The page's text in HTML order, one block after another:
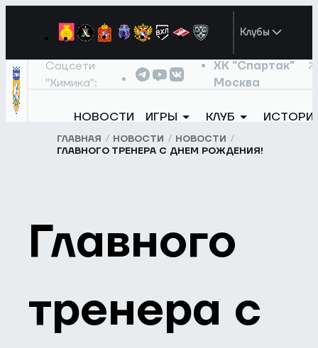
Клубы
Соцсети
"Химика":
ХК "Спартак"
Москва
НОВОСТИ ИГРЫ КЛУБ
ГЛАВНАЯ НОВОСТИ
НОВОСТИ
ГЛАВНОГО ТРЕНЕРА С ДНЕМ РОЖДЕНИЯ!
Главного
тренера с